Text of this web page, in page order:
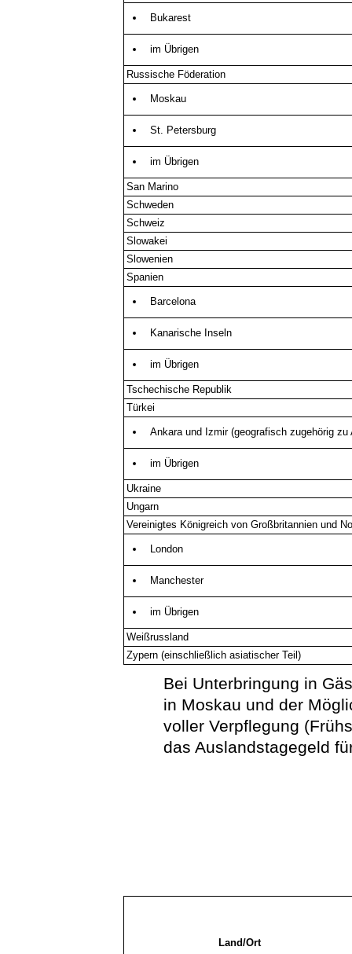
Bukarest
im Übrigen
Russische Föderation
Moskau
St. Petersburg
im Übrigen
San Marino
Schweden
Schweiz
Slowakei
Slowenien
Spanien
Barcelona
Kanarische Inseln
im Übrigen
Tschechische Republik
Türkei
Ankara und Izmir (geografisch zugehörig zu
im Übrigen
Ukraine
Ungarn
Vereinigtes Königreich von Großbritannien und
London
Manchester
im Übrigen
Weißrussland
Zypern (einschließlich asiatischer Teil)
Bei Unterbringung in
in Moskau und der
voller Verpflegung
das Auslandstagegeld
Land/Ort